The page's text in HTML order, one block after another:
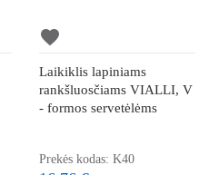
favorite
Laikiklis lapiniams
rankšluosčiams VIALLI, V
- formos servetėlėms
Prekės kodas: K40